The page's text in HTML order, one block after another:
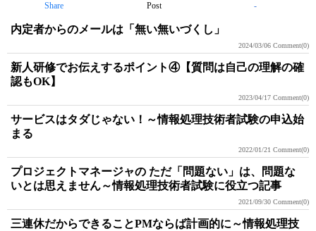
Share Post -
内定者からのメールは「無い無いづくし」
2024/03/06 Comment(0)
新人研修でお伝えするポイント④【質問は自己の理解の確
認もOK】
2023/04/17 Comment(0)
サービスはタダじゃない！～情報処理技術者試験の申込始
まる
2022/01/21 Comment(0)
プロジェクトマネージャの ただ「問題ない」は、問題な
いとは思えません～情報処理技術者試験に役立つ記事
2021/09/30 Comment(0)
三連休だからできることPMならば計画的に～情報処理技